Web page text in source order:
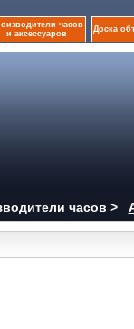
часов
и аксессуаров
Доска
часов >